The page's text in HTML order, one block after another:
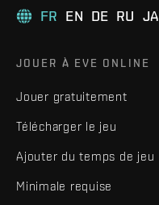
FR EN DE RU JA
JOUER À EVE ONLINE
Jouer gratuitement
Télécharger le jeu
Ajouter du temps de jeu
Minimale requise